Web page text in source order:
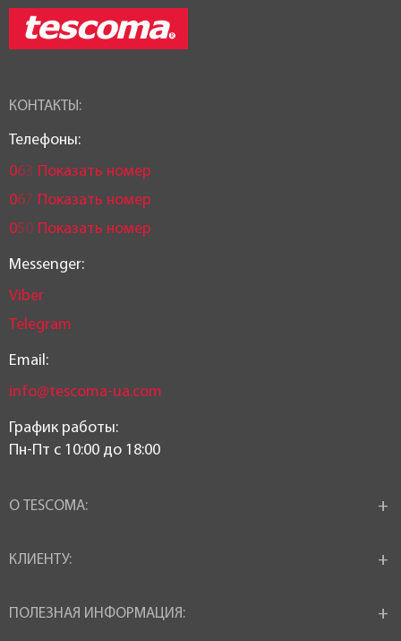
КОНТАКТЫ:
Телефоны:
063 Показать номер
067 Показать номер
050 Показать номер
Messenger:
Viber
Telegram
Email:
info@tescoma-ua.com
График работы:
Пн-Пт c 10:00 до 18:00
О TESCOMA:
КЛИЕНТУ:
ПОЛЕЗНАЯ ИНФОРМАЦИЯ: